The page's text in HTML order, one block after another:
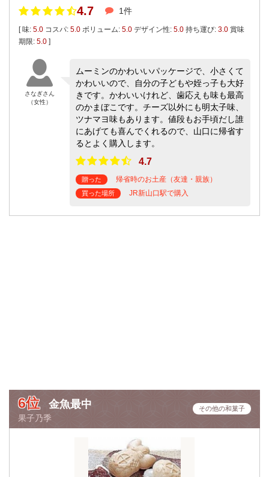
4.7 1件
[ 味: 5.0 コスパ: 5.0 ボリューム: 5.0 デザイン性: 5.0 持ち運び: 3.0 賞味
期限: 5.0 ]
さなぎさん
（女性）
ムーミンのかわいいパッケージで、小さくて
かわいいので、自分の子どもや姪っ子も大好
きです。かわいいけれど、歯応えも味も最高
のかまぼこです。チーズ以外にも明太子味、
ツナマヨ味もあります。値段もお手頃だし誰
にあげても喜んでくれるので、山口に帰省す
るとよく購入します。
4.7
贈った 帰省時のお土産（友達・親族）
買った場所 JR新山口駅で購入
6位 金魚最中
果子乃季
その他の和菓子